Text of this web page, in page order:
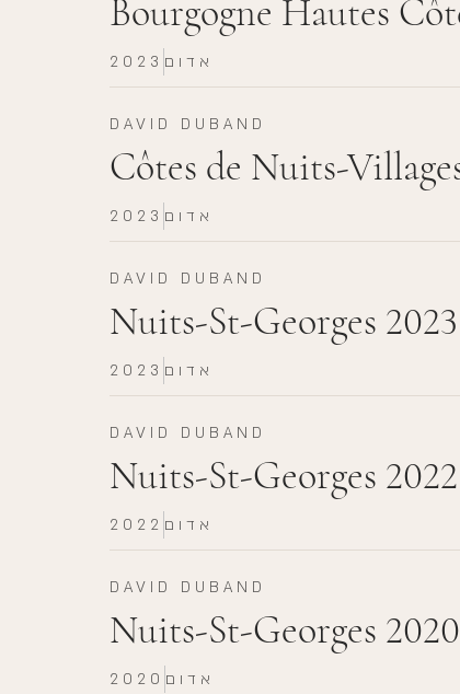
Bourgogne Hautes
2023 אדום
DAVID DUBAND
Côtes de Nuits-
2023 אדום
DAVID DUBAND
Nuits-St-Georges 2023
2023 אדום
DAVID DUBAND
Nuits-St-Georges 2022
2022 אדום
DAVID DUBAND
Nuits-St-Georges
2020 אדום